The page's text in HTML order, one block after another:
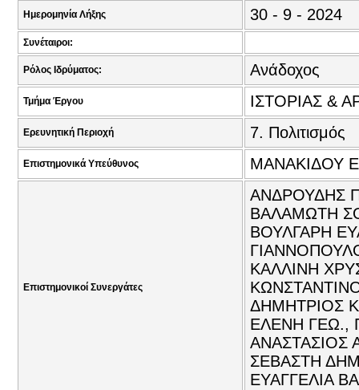
Ημερομηνία Λήξης 30 - 9 - 2024
Συνέταιροι:
Ρόλος Ιδρύματος: Ανάδοχος
Τμήμα Έργου ΙΣΤΟΡΙΑΣ &
Ερευνητική Περιοχή 7. Πολιτισμός
Επιστημονικά Υπεύθυνος ΜΑΝΑΚΙΔΟΥ
Επιστημονικοί Συνεργάτες
ΑΝΔΡΟΥΔΗΣ
ΒΑΛΑΜΩΤΗ
ΒΟΥΛΓΑΡΗ
ΚΑΛΛΙΝΗ
ΔΗΜΗΤΡΙΟΣ
ΕΛΕΝΗ ΓΕΩ.,
ΑΝΑΣΤΑΣΙΟΣ
ΣΕΒΑΣΤΗ
ΕΥΑΓΓΕΛΙΑ